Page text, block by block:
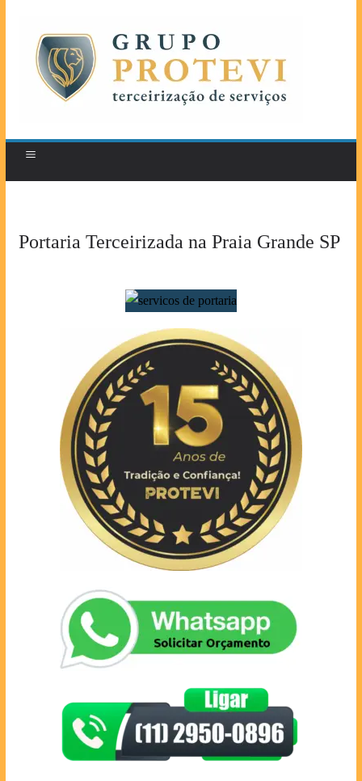
Portaria Terceirizada na Praia Grande SP